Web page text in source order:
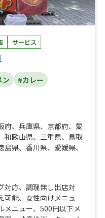
サービス
ン
#カレー
府、 兵庫県、 京都府、 愛
和歌山県、 三重県、 鳥取
島県、 香川県、 愛媛県、
対応、 調理無し出店対
可能、 女性向けメニュ
メニュー、 500円以下メ